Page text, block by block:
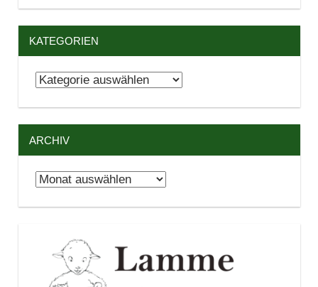
KATEGORIEN
Kategorien
ARCHIV
Archiv